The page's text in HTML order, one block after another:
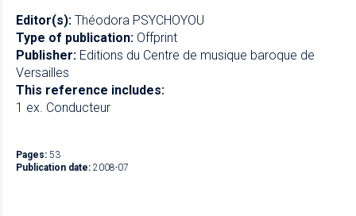
Editor(s): Théodora PSYCHOYOU
Type of publication: Offprint
Publisher: Editions du Centre de musique baroque de
Versailles
This reference includes:
1 ex. Conducteur
Pages: 53
Publication date: 2008-07